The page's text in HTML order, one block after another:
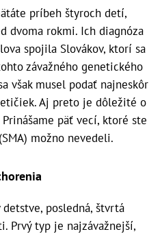
príbeh štyroch detí,
dvoma rokmi. Ich diagnóza
spojila Slovákov, ktorí sa
závažného genetického
však musel podať najneskôr
Aj preto je dôležité o
päť vecí, ktoré ste
možno nevedeli.
posledná, štvrtá
Prvý typ je najzávažnejší,